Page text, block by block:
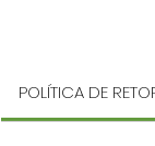
POLÍTICA DE